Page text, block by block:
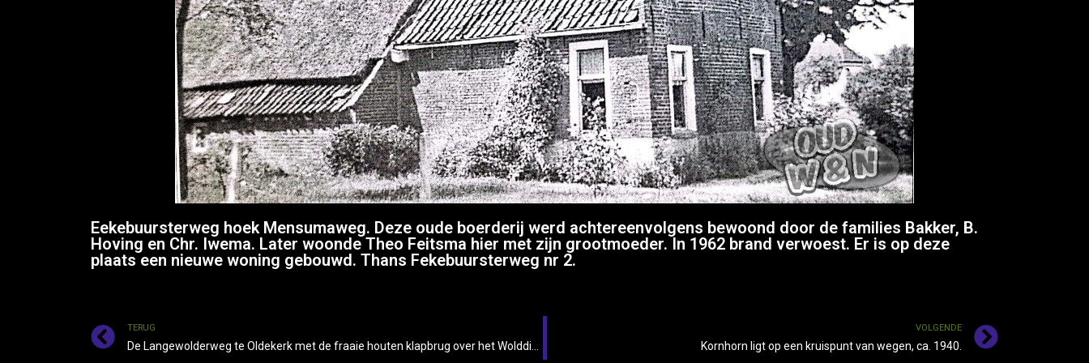
Eekebuursterweg hoek Mensumaweg. Deze oude boerderij werd achtereenvolgens bewoond door de families Bakker, B.
Hoving en Chr. Iwema. Later woonde Theo Feitsma hier met zijn grootmoeder. In 1962 brand verwoest. Er is op deze
plaats een nieuwe woning gebouwd. Thans Fekebuursterweg nr 2.
TERUG VOLGENDE
Kornhorn ligt op een kruispunt van wegen, ca. 1940.